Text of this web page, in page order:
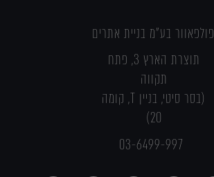
פולפאוור בע"מ בניית אתרים
תוצרת הארץ 3, פתח
תקווה
(בסר סיטי, בניין T, קומה
20)
03-6499-997